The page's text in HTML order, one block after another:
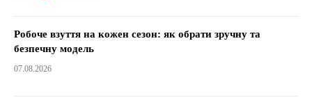
Робоче взуття на кожен сезон: як обрати зручну та
безпечну модель
07.08.2026